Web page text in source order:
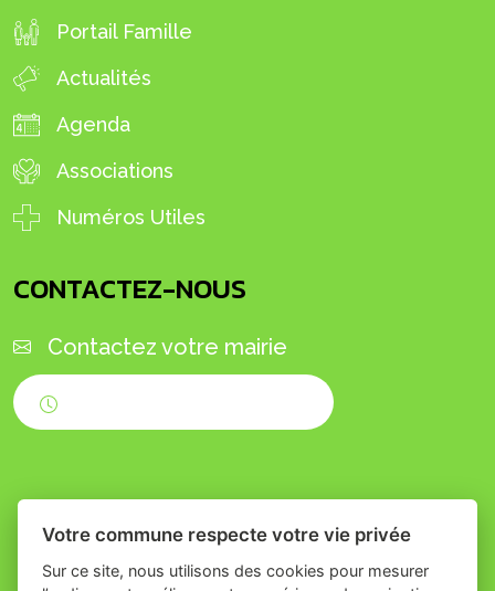
Portail Famille
Actualités
Agenda
Associations
Numéros Utiles
CONTACTEZ-NOUS
Contactez votre mairie
Votre commune respecte votre vie privée
Sur ce site, nous utilisons des cookies pour mesurer